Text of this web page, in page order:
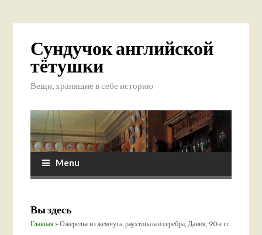
Сундучок английской
тётушки
Вещи, хранящие в себе историю
Menu
Вы здесь
Главная » Ожерелье из жемчуга, раухтопаза и серебра, Дания, 90-е гг.